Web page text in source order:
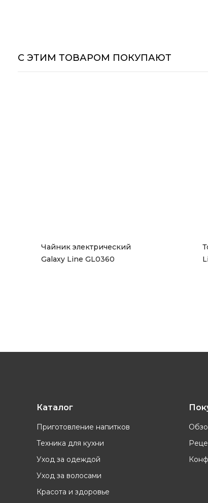
С ЭТИМ ТОВАРОМ ПОКУПАЮТ
Чайник электрический
Galaxy Line GL0360
Каталог
Приготовление напитков
Техника для кухни
Уход за одеждой
Уход за волосами
Красота и здоровье